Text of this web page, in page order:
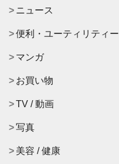
ニュース
便利・ユーティリティー
マンガ
お買い物
TV / 動画
写真
美容 / 健康